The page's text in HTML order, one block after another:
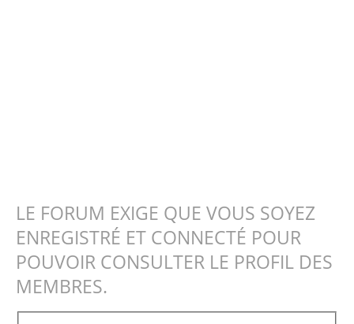
LE FORUM EXIGE QUE VOUS SOYEZ
ENREGISTRÉ ET CONNECTÉ POUR
POUVOIR CONSULTER LE PROFIL DES
MEMBRES.